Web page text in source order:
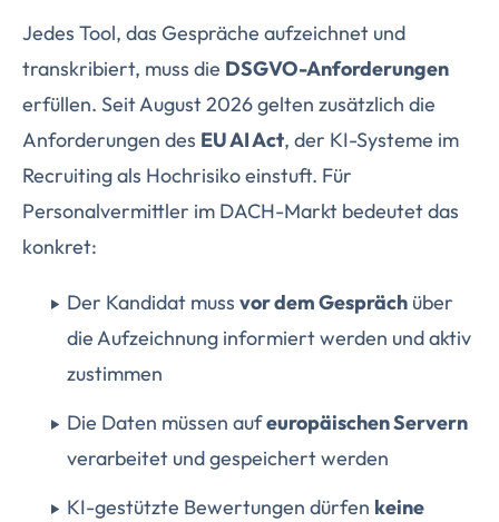
Jedes Tool, das Gespräche aufzeichnet und
transkribiert, muss die DSGVO-Anforderungen
erfüllen. Seit August 2026 gelten zusätzlich die
Anforderungen des EU AI Act, der KI-Systeme im
Recruiting als Hochrisiko einstuft. Für
Personalvermittler im DACH-Markt bedeutet das
konkret:
Der Kandidat muss vor dem Gespräch über
die Aufzeichnung informiert werden und aktiv
zustimmen
Die Daten müssen aufeuropäischen Servern
verarbeitet und gespeichert werden
KI-gestützte Bewertungen dürfen keine